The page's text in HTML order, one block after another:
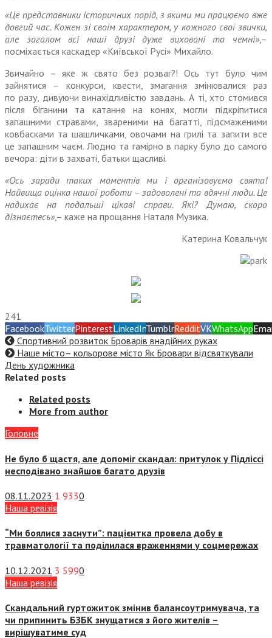
«Це представники історичних порід, з якими ми працюємо вже
довгий час. Кожен зі своїм характером, у кожного свої звички,
але загалом всі наші друзі дуже виховані та чемні»,–
посміхається каскадер «Київської Русі» Михайло.
Звичайно – яке ж свято без розваг?! Ось тут було чим
зайнятися – конкурси, квести, змагання змінювалися раз
по разу, дивуючи винахідливістю завдань. А ті, хто стомився
після біганини та катання на конях, могли підкріпитися
запашними стравами, звареними на багатті, підсмаженими
ковбасками та шашличками, овочами на грилі та запити все
це запашним чаєм. Людно та гамірно в парку було до самого
вечора: діти в захваті, батьки щасливі.
«Ось заради таких моментів ми і організовуємо свята!
Найвища оцінка нашої роботи – задоволені та вдячні люди. Це
надихає на подальші цікаві справи. Які? Думаю, скоро
дізнаєтесь»,– каже на прощання Наталя Музика.
Катерина Ковальчук
241
FacebookTwitterPinterestLinkedInTumblrRedditVKWhatsApp
Спортивний розвиток Броварів внадійних руках
Наше місто– кольорове місто Як Бровари відсвяткували
День художника
Related posts
Related posts
More from author
Головне
Не було б щастя, але допоміг скандал: притулок у Підліссі
несподівано знайшов багато друзів
08.11.2023 1 9330
Наша ревізія
“Ми боялися заснути”: пацієнтка провела добу в
травматології та поділилася враженнями у соцмережах
10.12.2021 3 5990
Наша ревізія
Скандальний гуртожиток змінив балансоутримувача, та
чи припинить БЗБК знущатися з його жителів –
вирішуватиме суд